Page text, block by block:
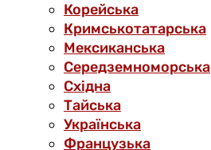
Корейська
Кримськотатарська
Мексиканська
Середземноморська
Східна
Тайська
Українська
Французька